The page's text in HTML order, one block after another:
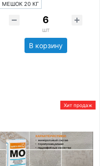
МЕШОК 20 КГ
шт
В корзину
Хит продаж